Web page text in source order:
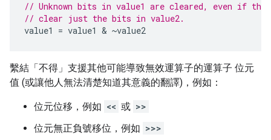
// Unknown bits in value1 are cleared, even if the
// clear just the bits in value2.
value1
= value1 & ~value2
繫結「不得」支援其他可能導致無效運算子的運算子 位元
值 (或讓他人無法清楚知道其意義的翻譯)，例如：
位元位移，例如 << 或 >>
位元無正負號移位，例如 >>>